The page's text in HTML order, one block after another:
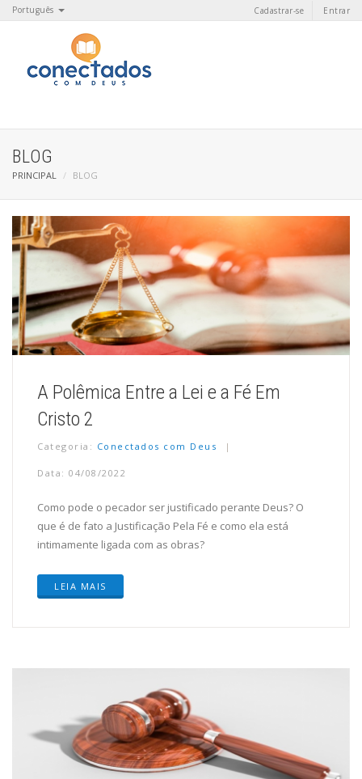
Português Entrar
Cadastrar-se
BLOG
PRINCIPAL BLOG
A Polêmica Entre a Lei e a Fé Em
Cristo 2
Categoria: Conectados com Deus
Data: 04/08/2022
Como pode o pecador ser justificado perante Deus? O
que é de fato a Justificação Pela Fé e como ela está
intimamente ligada com as obras?
LEIA MAIS